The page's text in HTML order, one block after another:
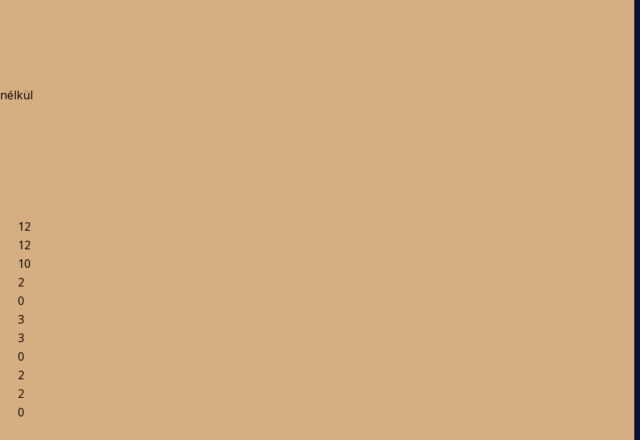
12
12
10
2
0
3
3
0
2
2
0